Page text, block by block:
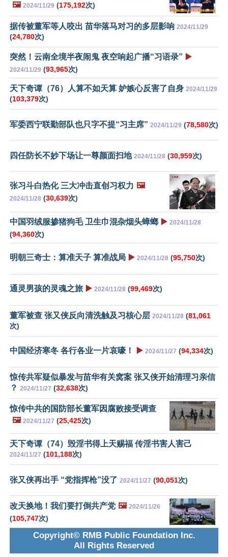
🖼️ 2024/11/29 (175,192次)
据传被董军等人咬出 苗华落马对习的多层影响 2024/11/29
(24,780次)
突然！云南全境半夜闹鬼 夜空响起广播“习语录” ▶️
2024/11/29 (93,965次)
天下奇谭（76）人算不如天算 妒嫉心反害了自身 2024/11/29
(103,379次)
军委西宁联勤部队也只字不提“习主席” 2024/11/29 (78,580次)
四任防长不妙下场让一尊颜面扫地 2024/11/28 (30,959次)
张习斗白热化 三大冲击直创习权力 🖼️
2024/11/28 (30,639次)
中国羽绒服掺猪狗毛 卫生巾混杂烟头蟑螂 ▶️ 2024/11/28
(94,360次)
明朝三奇士：算准天子 算准战局 ▶️ 2024/11/28 (95,750次)
通灵男孩的灵魂之旅 ▶️ 2024/11/28 (99,469次)
董军被查 张又侠反向清洗触及习核心层 2024/11/28 (81,061
次)
中国经济寒冬 各行各业一片哀嚎！ ▶️ 2024/11/27 (94,334次)
惊传共军疑似暴发与苗华有关窝案 张又侠开始清理习亲信
？ 2024/11/27 (32,638次)
惊传中共的国防部长董军因腐败接受调查
🖼️ 2024/11/27 (25,425次)
天下奇谭（74）毁淫书得上天赐福 传淫书害人害己
2024/11/27 (101,188次)
张又侠再出手 “党指挥枪”没了 2024/11/27 (90,051次)
改天换地！我们要打倒共产党 🖼️ 2024/11/26
(105,747次)
Copyright© RMB Public Foundation Inc.
All Rights Reserved